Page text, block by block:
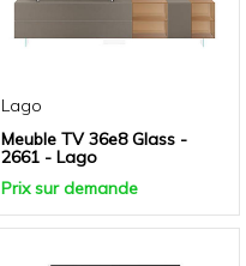
Lago
Meuble TV 36e8 Glass -
2661 - Lago
Prix sur demande